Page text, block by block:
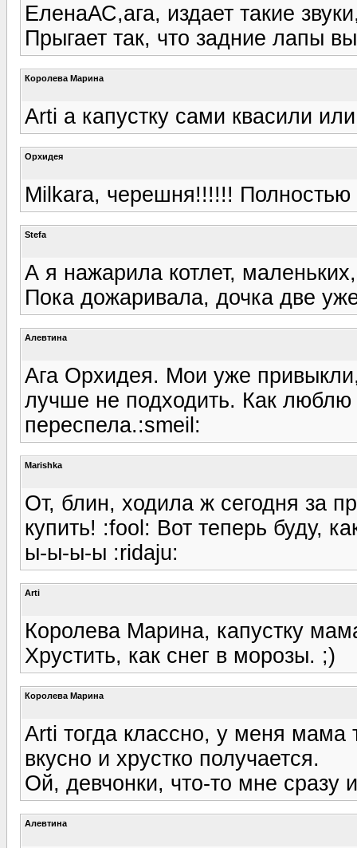
ЕленаАС,ага, издает такие
Прыгает так, что задние лапы
Королева Марина
Arti а капустку сами квасили
Орхидея
Milkara, черешня!!!!!! Полностью
Stefa
А я нажарила котлет,
Пока дожаривала, дочка две
Алевтина
Ага Орхидея. Мои уже
лучше не подходить. Как люблю
переспела.:smeil:
Marishka
От, блин, ходила ж сегодня за
купить! :fool: Вот теперь буду,
ы-ы-ы-ы :ridaju:
Arti
Королева Марина, капустку
Хрустить, как снег в морозы. ;)
Королева Марина
Arti тогда классно, у меня мама
вкусно и хрустко получается.
Ой, девчонки, что-то мне сразу
Алевтина